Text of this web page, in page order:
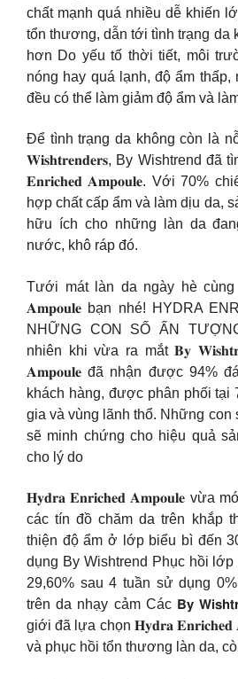
chất mạnh quá nhiều dễ khiến
tổn thương, dẫn tới tình trạng da
hơn Do yếu tố thời tiết, môi
nóng hay quá lạnh, độ ẩm thấp,
đều có thể làm giảm độ ẩm và
Để tình trạng da không còn là
𝐖𝐢𝐬𝐡𝐭𝐫𝐞𝐧𝐝𝐞𝐫𝐬, By Wishtrend đã
𝐄𝐧𝐫𝐢𝐜𝐡𝐞𝐝 𝐀𝐦𝐩𝐨𝐮𝐥𝐞. Với 70%
hợp chất cấp ẩm và làm dịu da,
hữu ích cho những làn da
nước, khô ráp đó.
Tưới mát làn da ngày hè cùng
𝐀𝐦𝐩𝐨𝐮𝐥𝐞 bạn nhé! HYDRA
NHỮNG CON SỐ ẤN
nhiên khi vừa ra mắt 𝐁𝐲
𝐀𝐦𝐩𝐨𝐮𝐥𝐞 đã nhận được 94%
khách hàng, được phân phối tại
gia và vùng lãnh thổ. Những con
sẽ minh chứng cho hiệu quả
cho lý do
𝐇𝐲𝐝𝐫𝐚 𝐄𝐧𝐫𝐢𝐜𝐡𝐞𝐝 𝐀𝐦𝐩𝐨𝐮𝐥𝐞 vừa
các tín đồ chăm da trên khắp
thiện độ ẩm ở lớp biểu bì đến
dụng By Wishtrend Phục hồi
29,60% sau 4 tuần sử dụng
trên da nhạy cảm Các 𝗕𝘆
giới đã lựa chọn 𝐇𝐲𝐝𝐫𝐚
và phục hồi tổn thương làn da,